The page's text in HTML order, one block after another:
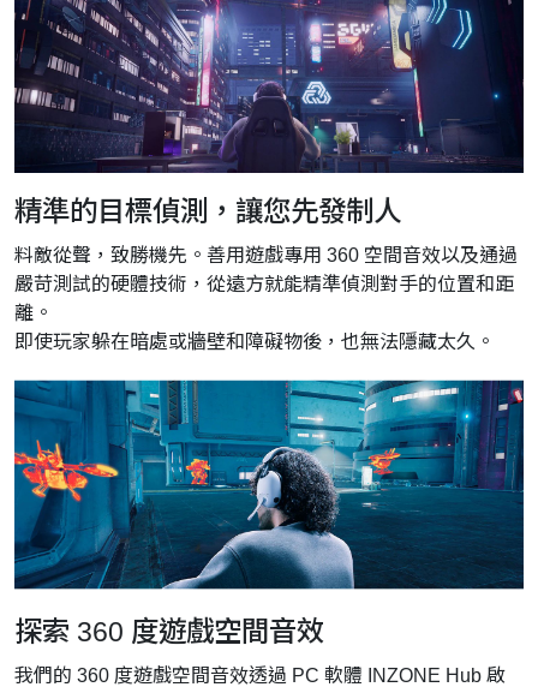
精準的目標偵測，讓您先發制人
料敵從聲，致勝機先。善用遊戲專用 360 空間音效以及通過
嚴苛測試的硬體技術，從遠方就能精準偵測對手的位置和距
離。
即使玩家躲在暗處或牆壁和障礙物後，也無法隱藏太久。
探索 360 度遊戲空間音效
我們的 360 度遊戲空間音效透過 PC 軟體 INZONE Hub 啟